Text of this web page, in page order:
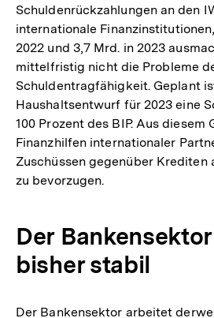
Schuldenrückzahlungen an den
internationale
2022 und 3,7 Mrd. in 2023
mittelfristig nicht die Probleme
Schuldentragfähigkeit. Geplant
Haushaltsentwurf für 2023 eine
100 Prozent des BIP. Aus diesem
Finanzhilfen internationaler
Zuschüssen gegenüber Krediten
zu bevorzugen.
Der
bisher stabil
Der Bankensektor arbeitet